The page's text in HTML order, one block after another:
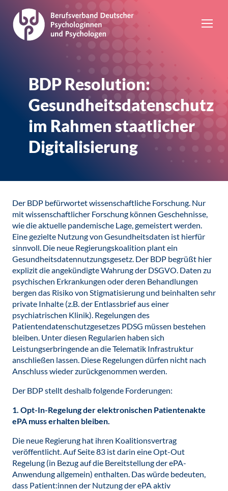
BDP Resolution:
Gesundheitsdatenschutz
im Rahmen staatlicher
Digitalisierung
Der BDP befürwortet wissenschaftliche Forschung. Nur
mit wissenschaftlicher Forschung können Geschehnisse,
wie die aktuelle pandemische Lage, gemeistert werden.
Eine gezielte Nutzung von Gesundheitsdaten ist hierfür
sinnvoll. Die neue Regierungskoalition plant ein
Gesundheitsdatennutzungsgesetz. Der BDP begrüßt hier
explizit die angekündigte Wahrung der DSGVO. Daten zu
psychischen Erkrankungen oder deren Behandlungen
bergen das Risiko von Stigmatisierung und beinhalten sehr
private Inhalte (z.B. der Entlassbrief aus einer
psychiatrischen Klinik). Regelungen des
Patientendatenschutzgesetzes PDSG müssen bestehen
bleiben. Unter diesen Regularien haben sich
Leistungserbringende an die Telematik Infrastruktur
anschließen lassen. Diese Regelungen dürfen nicht nach
Anschluss wieder zurückgenommen werden.
Der BDP stellt deshalb folgende Forderungen:
1. Opt-In-Regelung der elektronischen Patientenakte
ePA muss erhalten bleiben.
Die neue Regierung hat ihren Koalitionsvertrag
veröffentlicht. Auf Seite 83 ist darin eine Opt-Out
Regelung (in Bezug auf die Bereitstellung der ePA-
Anwendung allgemein) enthalten. Das würde bedeuten,
dass Patient:innen der Nutzung der ePA aktiv